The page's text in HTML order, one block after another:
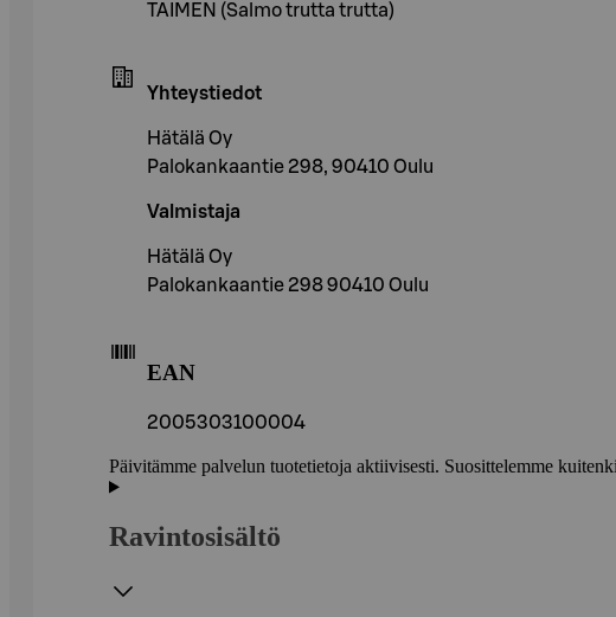
TAIMEN (Salmo trutta trutta)
Yhteystiedot
Hätälä Oy
Palokankaantie 298, 90410 Oulu
Valmistaja
Hätälä Oy
Palokankaantie 298 90410 Oulu
EAN
2005303100004
Päivitämme palvelun tuotetietoja aktiivisesti. Suosittelemme
Ravintosisältö